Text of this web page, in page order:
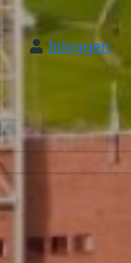
Inloggen